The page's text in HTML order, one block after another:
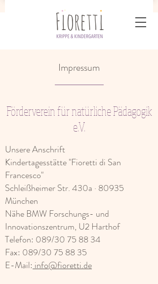
Impressum
Förderverein für natürliche Pädagogik
e.V.
Unsere Anschrift
Kindertagesstätte "Fioretti di San
Francesco"
Schleißheimer Str. 430a · 80935
München
Nähe BMW Forschungs- und
Innovationszentrum, U2 Harthof
Telefon: 089/30 75 88 34
Fax: 089/30 75 88 35
E-Mail: info@fioretti.de